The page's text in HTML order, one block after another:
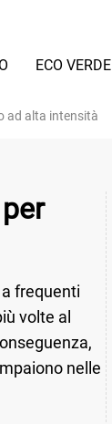
ECO VERDE
ad alta intensità
frequenti
volte al
nelle